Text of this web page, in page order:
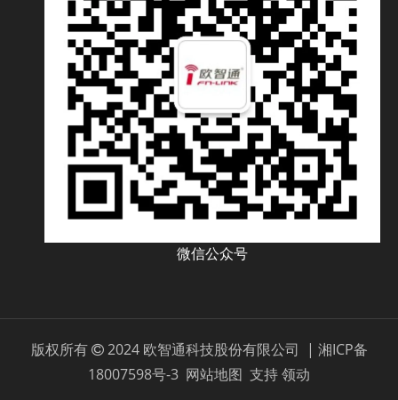
微信公众号
版权所有  2024 欧智通科技股份有限公司 | 湘ICP备
18007598号-3 网站地图 支持领动